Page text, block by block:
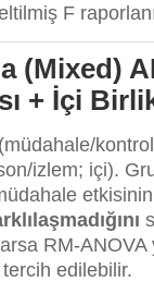
F
(Mixed)
+ İçi
(müdahale/
izlem; içi).
etkisinin
RM-ANOVA
tercih edilebilir.